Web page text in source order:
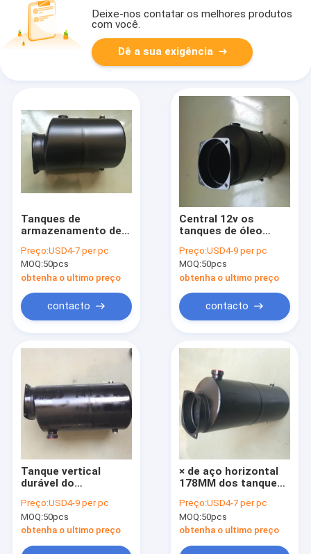
Deixe-nos contatar os melhores produtos
com você.
Dê a sua exigência
Tanques de
armazenamento de
óleo da montagem
ST-120-02 5L para o
Power Pack
Preço:USD4-7 per pc
MOQ:50pcs
obtenha o ultimo preço
contacto
Central 12v os
tanques de óleo
pretos da C.C. 6L
com CE
Preço:USD4-9 per pc
MOQ:50pcs
obtenha o ultimo preço
contacto
Tanque vertical
durável do
8L hidráulico para o
cilindro hidráulico
Preço:USD4-9 per pc
MOQ:50pcs
obtenha o ultimo preço
× de aço horizontal
178MM dos tanques
178 para Power Pack
Preço:USD4-7 per pc
MOQ:50pcs
obtenha o ultimo preço